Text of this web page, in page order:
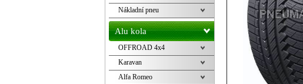
Nákladní pneu
Alu kola
OFFROAD 4x4
Karavan
Alfa Romeo